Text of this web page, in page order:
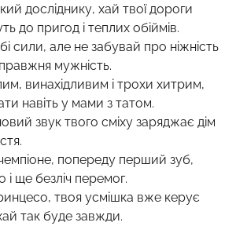
досліднику, хай твої дороги
до пригод і теплих обіймів.
сили, але не забувай про ніжність
мужність.
винахідливим і трохи хитрим,
навіть у мами з татом.
звук твого сміху заряджає дім
попереду перший зуб,
ще безліч перемог.
твоя усмішка вже керує
так буде завжди.